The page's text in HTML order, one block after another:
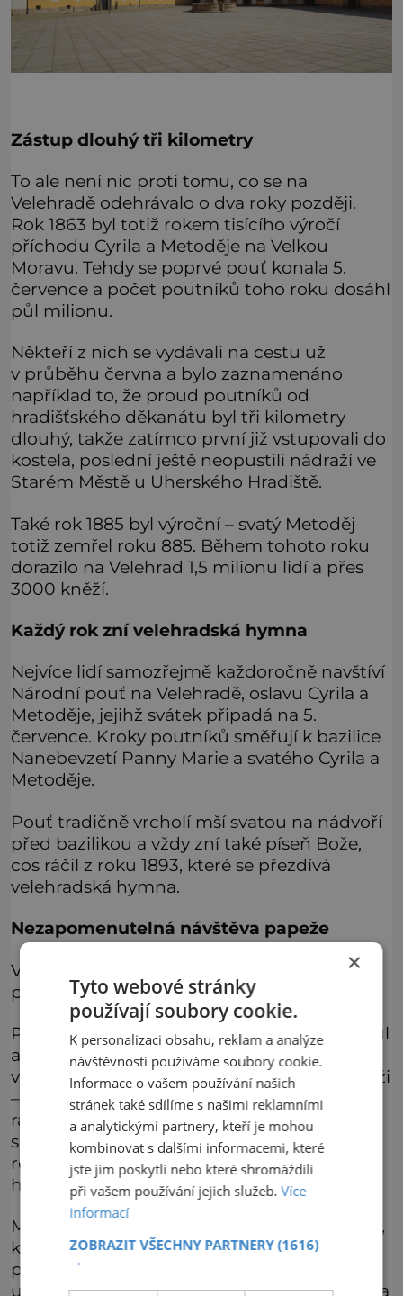
Zástup dlouhý tři kilometry
To ale není nic proti tomu, co se na
Velehradě odehrávalo o dva roky později.
Rok 1863 byl totiž rokem tisícího výročí
příchodu Cyrila a Metoděje na Velkou
Moravu. Tehdy se poprvé pouť konala 5.
července a počet poutníků toho roku dosáhl
půl milionu.
Někteří z nich se vydávali na cestu už
v průběhu června a bylo zaznamenáno
například to, že proud poutníků od
hradišťského děkanátu byl tři kilometry
dlouhý, takže zatímco první již vstupovali do
kostela, poslední ještě neopustili nádraží ve
Starém Městě u Uherského Hradiště.
Také rok 1885 byl výroční – svatý Metoděj
totiž zemřel roku 885. Během tohoto roku
dorazilo na Velehrad 1,5 milionu lidí a přes
3000 kněží.
Každý rok zní velehradská hymna
Nejvíce lidí samozřejmě každoročně navštíví
Národní pouť na Velehradě, oslavu Cyrila a
Metoděje, jejihž svátek připadá na 5.
července. Kroky poutníků směřují k bazilice
Nanebevzetí Panny Marie a svatého Cyrila a
Metoděje.
Pouť tradičně vrcholí mší svatou na nádvoří
před bazilikou a vždy zní také píseň Bože,
cos ráčil z roku 1893, které se přezdívá
velehradská hymna.
Nezapomenutelná návštěva papeže
Velehrad samozřejmě nemohl uniknout
pozornosti nejvyšších církevních kruhů.
Papež Pius XI. v roce 1927 udělil chrámu titul
a výsady baziliky minor, Jan Pavel II. pak
v roce 1985 věnoval zdejší bazilice Zlatou růži
– posvěcenou dekoraci ve tvaru růžové
ratolesti z pozlaceného stříbra a
s drahokamy, kterou Svatý otec uděluje od
roku 1096. Je to pocta, které se dostalo jen
hrstce křesťanských chrámů světa.
Mnozí věřící dodnes vzpomínají na rok 1990,
kdy byl Velehrad při tradiční pouti poctěn
přítomností papeže Jana Pavla II. Tuto
událost připomíná obrovský kříž vztyčený na
×
Tyto webové stránky
používají soubory cookie.
K personalizaci obsahu, reklam a analýze
návštěvnosti používáme soubory cookie.
Informace o vašem používání našich
stránek také sdílíme s našimi reklamními
a analytickými partnery, kteří je mohou
kombinovat s dalšími informacemi, které
jste jim poskytli nebo které shromáždili
při vašem používání jejich služeb.Více
informací
ZOBRAZIT VŠECHNY PARTNERY(1616)
→